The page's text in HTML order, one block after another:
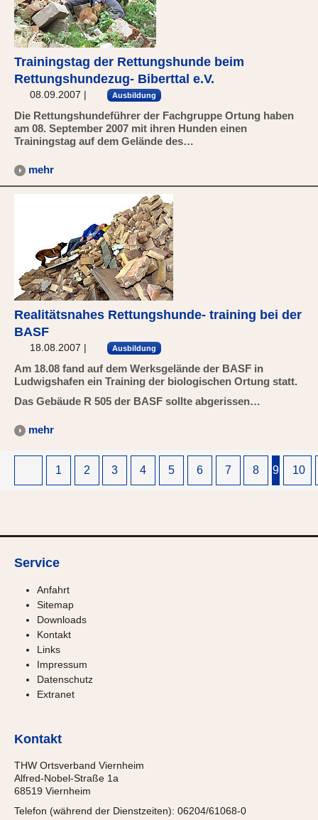
Trainingstag der Rettungshunde beim
Rettungshundezug- Biberttal e.V.
08.09.2007 | Ausbildung
Die Rettungshundeführer der Fachgruppe Ortung haben
am 08. September 2007 mit ihren Hunden einen
Trainingstag auf dem Gelände des…
mehr
Realitätsnahes Rettungshunde- training bei der
BASF
18.08.2007 | Ausbildung
Am 18.08 fand auf dem Werksgelände der BASF in
Ludwigshafen ein Training der biologischen Ortung statt.
Das Gebäude R 505 der BASF sollte abgerissen…
mehr
1 2 3 4 5 6 7 8 9 10
Service
Anfahrt
Sitemap
Downloads
Kontakt
Links
Impressum
Datenschutz
Extranet
Kontakt
THW Ortsverband Viernheim
Alfred-Nobel-Straße 1a
68519 Viernheim
Telefon (während der Dienstzeiten): 06204/61068-0